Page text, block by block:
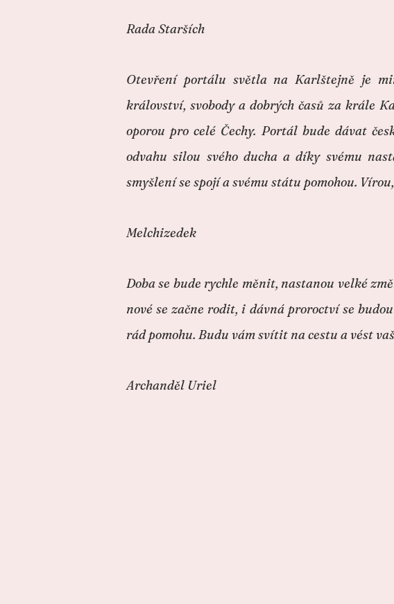
Rada Starších
Otevření portálu světla na Karlštejně je
království, svobody a dobrých časů za krále
oporou pro celé Čechy. Portál bude dávat
odvahu silou svého ducha a díky svému
smyšlení se spojí a svému státu pomohou.
Melchizedek
Doba se bude rychle měnit, nastanou velké
nové se začne rodit, i dávná proroctví se
rád pomohu. Budu vám svítit na cestu a vést
Archanděl Uriel